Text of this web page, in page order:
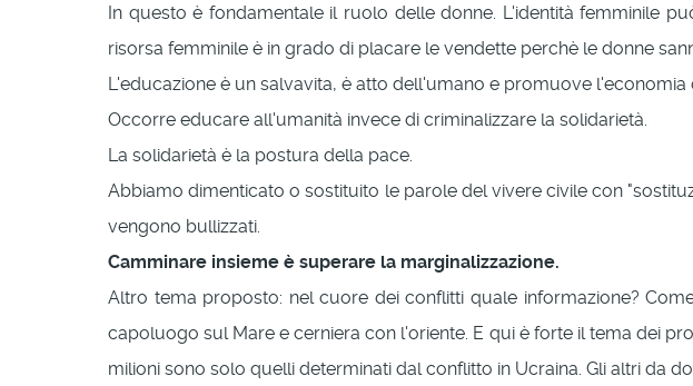
In questo è fondamentale il ruolo delle donne. L'identità femminile
risorsa femminile è in grado di placare le vendette perchè le donne
L'educazione è un salvavita, è atto dell'umano e promuove l'economia
Occorre educare all'umanità invece di criminalizzare la solidarietà.
La solidarietà è la postura della pace.
Abbiamo dimenticato o sostituito le parole del vivere civile con
vengono bullizzati.
Camminare insieme è superare la marginalizzazione.
Altro tema proposto: nel cuore dei conflitti quale informazione?
capoluogo sul Mare e cerniera con l'oriente. E qui è forte il tema dei
milioni sono solo quelli determinati dal conflitto in Ucraina. Gli altri da